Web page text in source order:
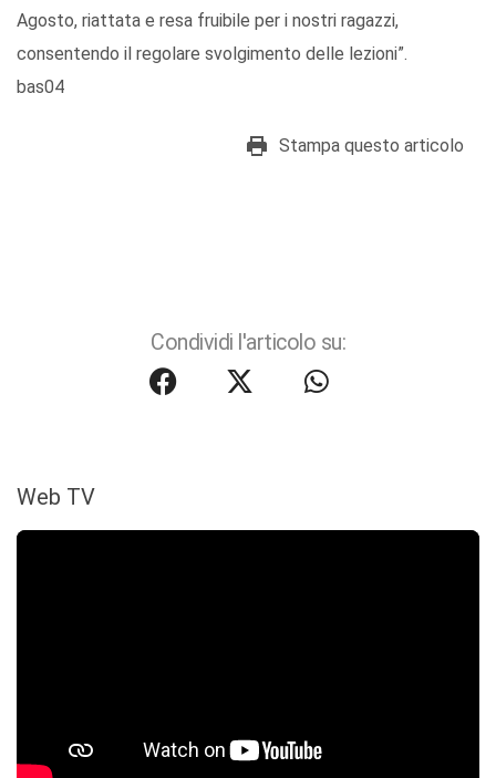
Agosto, riattata e resa fruibile per i nostri ragazzi,
consentendo il regolare svolgimento delle lezioni”.
bas04
Stampa questo articolo
Condividi l'articolo su:
Web TV